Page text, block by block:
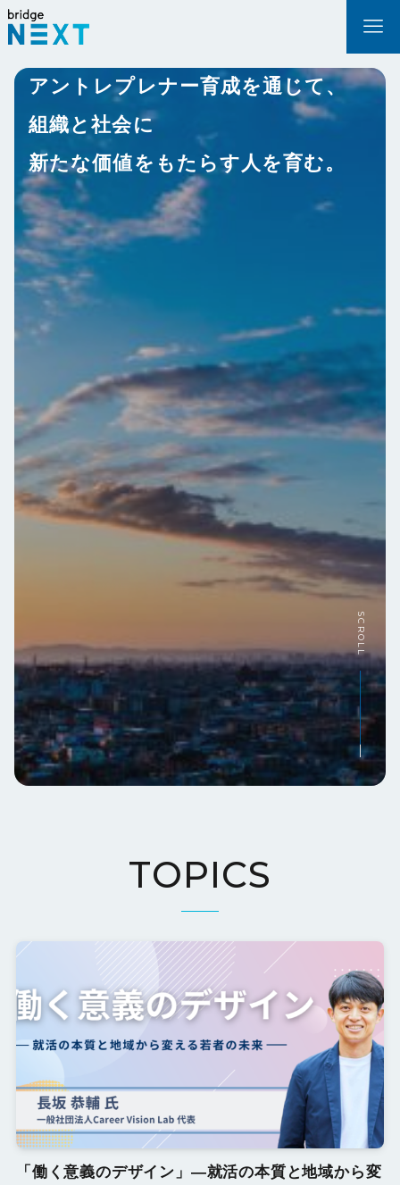
アントレプレナー育成を通じて、
組織と社会に
新たな価値をもたらす人を育む。
SCROLL
TOPICS
「働く意義のデザイン」―就活の本質と地域から変